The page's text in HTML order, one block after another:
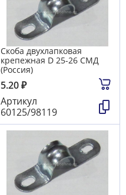
Скоба двухлапковая
крепежная D 25-26 СМД
(Россия)
5.20₽
Артикул
60125/98119